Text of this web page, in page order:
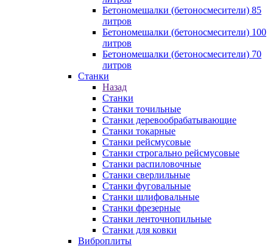
Бетономешалки (бетоносмесители) 85
литров
Бетономешалки (бетоносмесители) 100
литров
Бетономешалки (бетоносмесители) 70
литров
Станки
Назад
Станки
Станки точильные
Станки деревообрабатывающие
Станки токарные
Станки рейсмусовые
Станки строгально рейсмусовые
Станки распиловочные
Станки сверлильные
Станки фуговальные
Станки шлифовальные
Станки фрезерные
Станки ленточнопильные
Станки для ковки
Виброплиты